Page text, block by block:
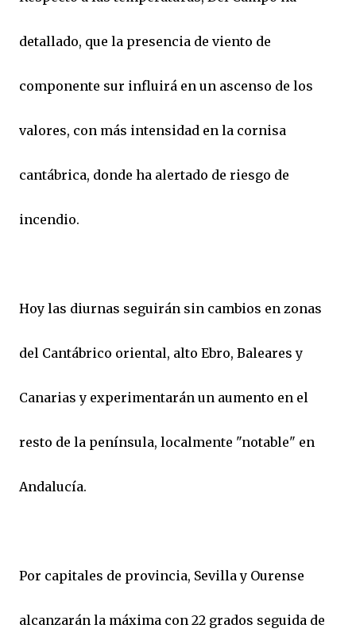
detallado, que la presencia de viento de
componente sur influirá en un ascenso de los
valores, con más intensidad en la cornisa
cantábrica, donde ha alertado de riesgo de
incendio.
Hoy las diurnas seguirán sin cambios en zonas
del Cantábrico oriental, alto Ebro, Baleares y
Canarias y experimentarán un aumento en el
resto de la península, localmente "notable" en
Andalucía.
Por capitales de provincia, Sevilla y Ourense
alcanzarán la máxima con 22 grados seguida de